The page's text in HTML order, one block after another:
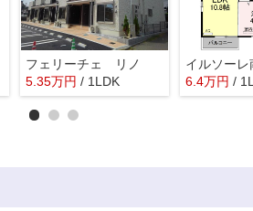
フェリーチェ リノ
5.35万円 / 1LDK
イルソーレ
6.4万円 /